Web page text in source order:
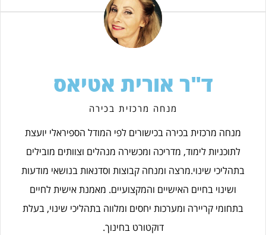
ד"ר אורית אטיאס
מנחה מרכזית בכירה
מנחה מרכזית בכירה בכישורים לפי המודל הספיראלי יועצת
לתוכניות לימוד, מדריכה ומכשירה מנהלים וצוותים מובילים
בתהליכי שינוי.מרצה ומנחה קבוצות וסדנאות בנושאי מודעות
ושינוי בחיים האישיים והמקצועיים. מאמנת אישית לחיים
בתחומי קריירה ומערכות יחסים ומלווה בתהליכי שינוי, בעלת
דוקטורט בחינוך.